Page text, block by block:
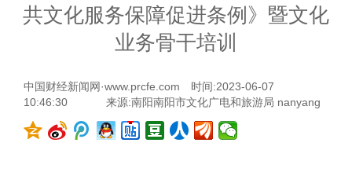
共文化服务保障促进条例》暨文化
业务骨干培训
中国财经新闻网·www.prcfe.com
时间:2023-06-07
10:46:30
来源:南阳南阳市文化广电和旅游局 nanyang